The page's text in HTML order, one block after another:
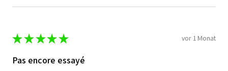
★★ ★★★ vor 1 Monat
Pas encore essayé